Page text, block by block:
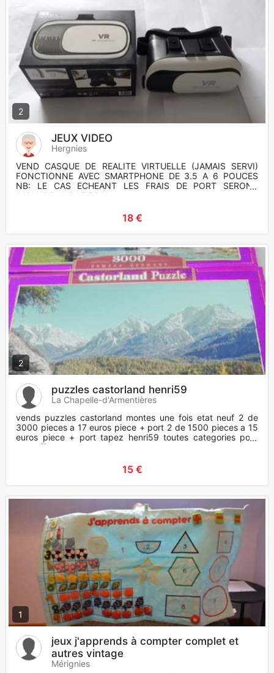
2
JEUX VIDEO
Hergnies
VEND CASQUE DE REALITE VIRTUELLE (JAMAIS SERVI)
FONCTIONNE AVEC SMARTPHONE DE 3.5 A 6 POUCES
NB: LE CAS ECHEANT LES FRAIS DE PORT SERONT
INCLUS DANS LE PRIX
18 €
2
puzzles castorland henri59
La Chapelle-d'Armentières
vends puzzles castorland montes une fois etat neuf 2 de
3000 pieces a 17 euros piece + port 2 de 1500 pieces a 15
euros piece + port tapez henri59 toutes categories pour
mes off
15 €
1
jeux j'apprends à compter complet et
autres vintage
Mérignies